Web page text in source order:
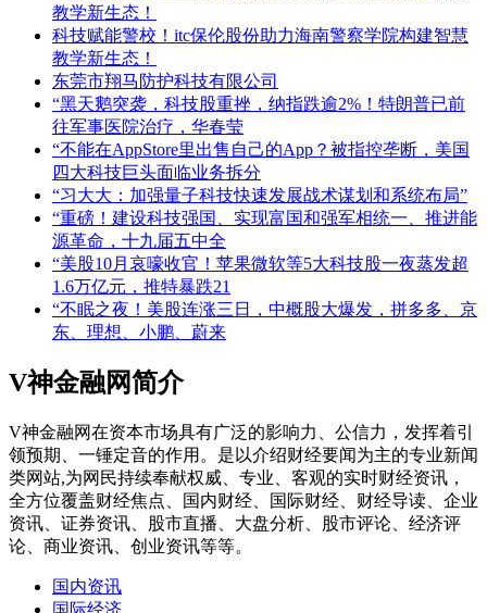
教学新生态！
科技赋能警校！itc保伦股份助力海南警察学院构建智慧
教学新生态！
东莞市翔马防护科技有限公司
“黑天鹅突袭，科技股重挫，纳指跌逾2%！特朗普已前
往军事医院治疗，华春莹
“不能在AppStore里出售自己的App？被指控垄断，美国
四大科技巨头面临业务拆分
“习大大：加强量子科技快速发展战术谋划和系统布局”
“重磅！建设科技强国、实现富国和强军相统一、推进能
源革命，十九届五中全
“美股10月哀嚎收官！苹果微软等5大科技股一夜蒸发超
1.6万亿元，推特暴跌21
“不眠之夜！美股连涨三日，中概股大爆发，拼多多、京
东、理想、小鹏、蔚来
V神金融网简介
V神金融网在资本市场具有广泛的影响力、公信力，发挥着引
领预期、一锤定音的作用。是以介绍财经要闻为主的专业新闻
类网站,为网民持续奉献权威、专业、客观的实时财经资讯，
全方位覆盖财经焦点、国内财经、国际财经、财经导读、企业
资讯、证券资讯、股市直播、大盘分析、股市评论、经济评
论、商业资讯、创业资讯等等。
国内资讯